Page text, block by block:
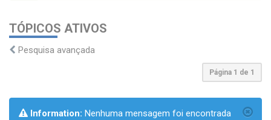
TÓPICOS ATIVOS
Pesquisa avançada
Página 1 de 1
Information: Nenhuma mensagem foi encontrada